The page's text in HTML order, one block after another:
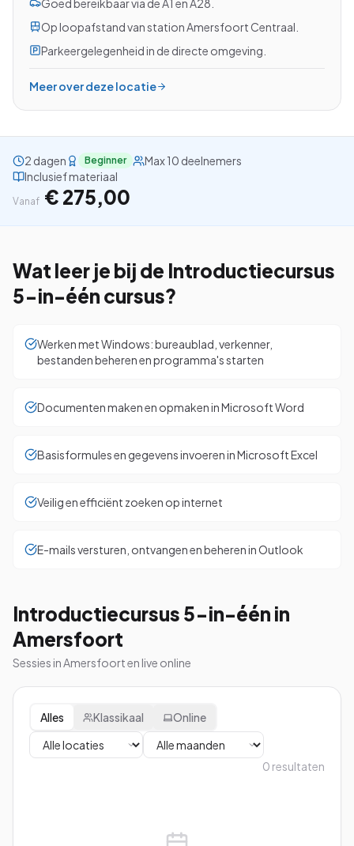
Gratis studiegids downloaden
Goed bereikbaar via de A1 en A28.
Op loopafstand van station Amersfoort Centraal.
Parkeergelegenheid in de directe omgeving.
Meer over deze locatie
2 dagen Beginner
Max 10 deelnemers
Inclusief materiaal
Vanaf € 275,00
Wat leer je bij de Introductiecursus
5-in-één cursus?
Werken met Windows: bureaublad, verkenner,
bestanden beheren en programma's starten
Documenten maken en opmaken in Microsoft Word
Basisformules en gegevens invoeren in Microsoft Excel
Veilig en efficiënt zoeken op internet
E-mails versturen, ontvangen en beheren in Outlook
Introductiecursus 5-in-één in
Amersfoort
Sessies in Amersfoort en live online
Alles Klassikaal Online
0 resultaten